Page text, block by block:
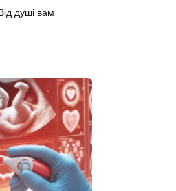
душі вам